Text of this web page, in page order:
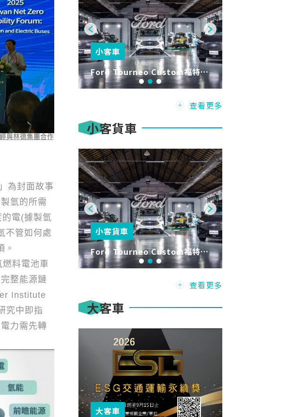
與林德集團合作
」為封面故事
氫的所需
的電(據製氫
不管如何處
。
料電池車
整能源鏈
Institute
究中即指
力需先轉
「EN
en Route｜
全車系享
原廠延長保固
小客車
Ford Tourneo Custom福特旅
行家：最完美的稱職夥伴
查看更多
小客貨車
運輸永續獎」
通運輸產業攜
永續新典範
小客貨車
Ford Tourneo Custom福特旅
行家：最完美的稱職夥伴
查看更多
大客車
大客車